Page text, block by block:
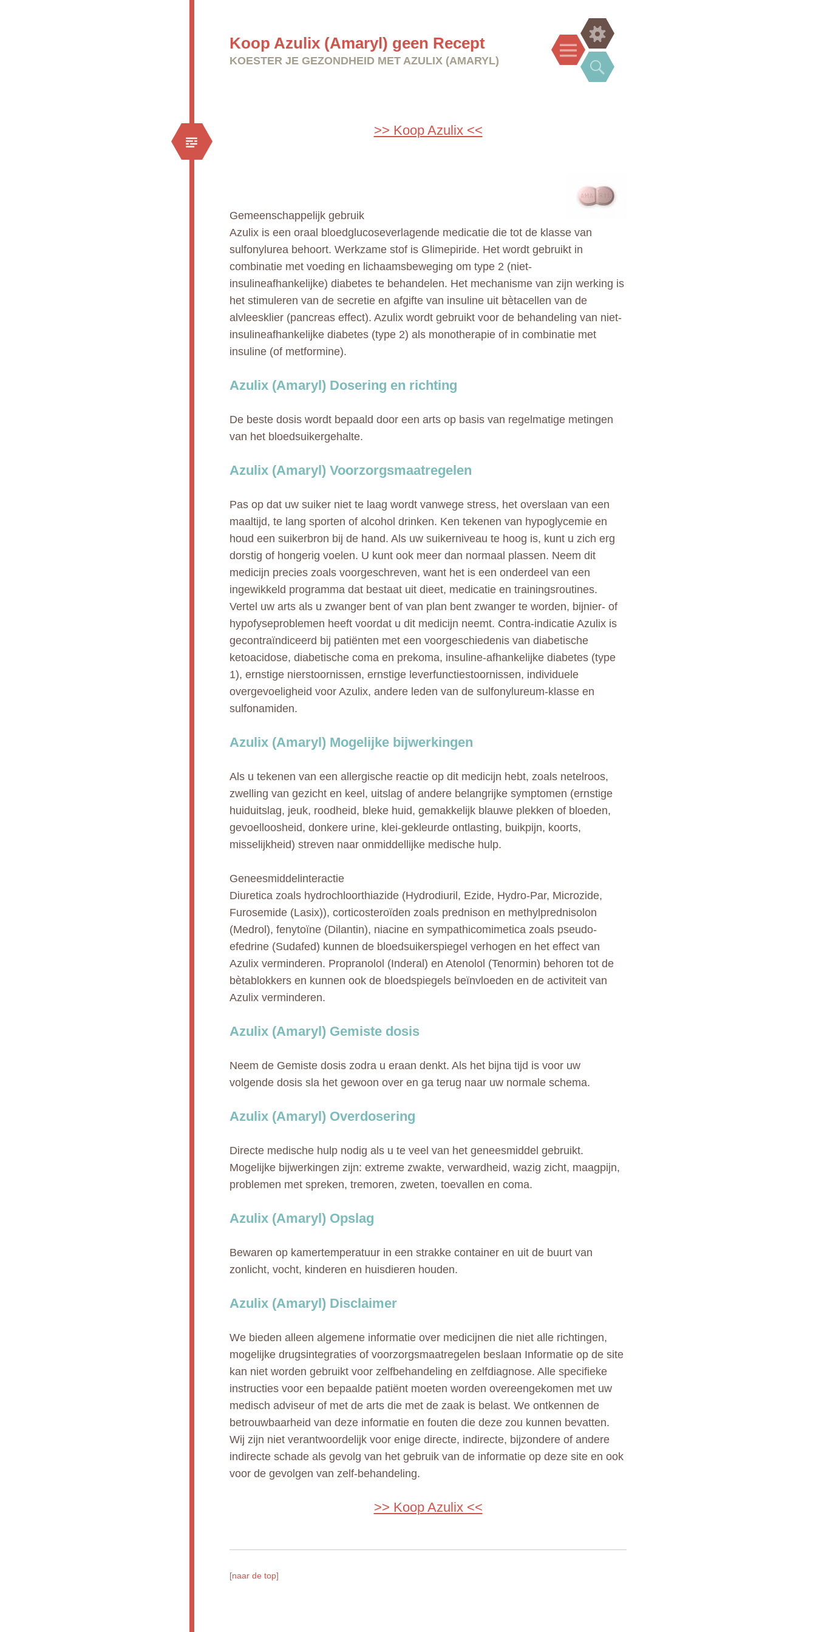
Koop Azulix (Amaryl) geen Recept
KOESTER JE GEZONDHEID MET AZULIX (AMARYL)
Menu
Widgets
Search
>> Koop Azulix <<
Gemeenschappelijk gebruik
Azulix is een oraal bloedglucoseverlagende medicatie die tot de klasse van
sulfonylurea behoort. Werkzame stof is Glimepiride. Het wordt gebruikt in
combinatie met voeding en lichaamsbeweging om type 2 (niet-
insulineafhankelijke) diabetes te behandelen. Het mechanisme van zijn werking is
het stimuleren van de secretie en afgifte van insuline uit bètacellen van de
alvleesklier (pancreas effect). Azulix wordt gebruikt voor de behandeling van niet-
insulineafhankelijke diabetes (type 2) als monotherapie of in combinatie met
insuline (of metformine).
Azulix (Amaryl) Dosering en richting
De beste dosis wordt bepaald door een arts op basis van regelmatige metingen
van het bloedsuikergehalte.
Azulix (Amaryl) Voorzorgsmaatregelen
Pas op dat uw suiker niet te laag wordt vanwege stress, het overslaan van een
maaltijd, te lang sporten of alcohol drinken. Ken tekenen van hypoglycemie en
houd een suikerbron bij de hand. Als uw suikerniveau te hoog is, kunt u zich erg
dorstig of hongerig voelen. U kunt ook meer dan normaal plassen. Neem dit
medicijn precies zoals voorgeschreven, want het is een onderdeel van een
ingewikkeld programma dat bestaat uit dieet, medicatie en trainingsroutines.
Vertel uw arts als u zwanger bent of van plan bent zwanger te worden, bijnier- of
hypofyseproblemen heeft voordat u dit medicijn neemt. Contra-indicatie Azulix is
gecontraïndiceerd bij patiënten met een voorgeschiedenis van diabetische
ketoacidose, diabetische coma en prekoma, insuline-afhankelijke diabetes (type
1), ernstige nierstoornissen, ernstige leverfunctiestoornissen, individuele
overgevoeligheid voor Azulix, andere leden van de sulfonylureum-klasse en
sulfonamiden.
Azulix (Amaryl) Mogelijke bijwerkingen
Als u tekenen van een allergische reactie op dit medicijn hebt, zoals netelroos,
zwelling van gezicht en keel, uitslag of andere belangrijke symptomen (ernstige
huiduitslag, jeuk, roodheid, bleke huid, gemakkelijk blauwe plekken of bloeden,
gevoelloosheid, donkere urine, klei-gekleurde ontlasting, buikpijn, koorts,
misselijkheid) streven naar onmiddellijke medische hulp.
Geneesmiddelinteractie
Diuretica zoals hydrochloorthiazide (Hydrodiuril, Ezide, Hydro-Par, Microzide,
Furosemide (Lasix)), corticosteroïden zoals prednison en methylprednisolon
(Medrol), fenytoïne (Dilantin), niacine en sympathicomimetica zoals pseudo-
efedrine (Sudafed) kunnen de bloedsuikerspiegel verhogen en het effect van
Azulix verminderen. Propranolol (Inderal) en Atenolol (Tenormin) behoren tot de
bètablokkers en kunnen ook de bloedspiegels beïnvloeden en de activiteit van
Azulix verminderen.
Azulix (Amaryl) Gemiste dosis
Neem de Gemiste dosis zodra u eraan denkt. Als het bijna tijd is voor uw
volgende dosis sla het gewoon over en ga terug naar uw normale schema.
Azulix (Amaryl) Overdosering
Directe medische hulp nodig als u te veel van het geneesmiddel gebruikt.
Mogelijke bijwerkingen zijn: extreme zwakte, verwardheid, wazig zicht, maagpijn,
problemen met spreken, tremoren, zweten, toevallen en coma.
Azulix (Amaryl) Opslag
Bewaren op kamertemperatuur in een strakke container en uit de buurt van
zonlicht, vocht, kinderen en huisdieren houden.
Azulix (Amaryl) Disclaimer
We bieden alleen algemene informatie over medicijnen die niet alle richtingen,
mogelijke drugsintegraties of voorzorgsmaatregelen beslaan Informatie op de site
kan niet worden gebruikt voor zelfbehandeling en zelfdiagnose. Alle specifieke
instructies voor een bepaalde patiënt moeten worden overeengekomen met uw
medisch adviseur of met de arts die met de zaak is belast. We ontkennen de
betrouwbaarheid van deze informatie en fouten die deze zou kunnen bevatten.
Wij zijn niet verantwoordelijk voor enige directe, indirecte, bijzondere of andere
indirecte schade als gevolg van het gebruik van de informatie op deze site en ook
voor de gevolgen van zelf-behandeling.
>> Koop Azulix <<
[naar de top]